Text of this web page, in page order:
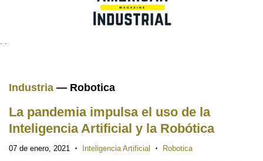
. .
Industria — Robotica
La pandemia impulsa el uso de la
Inteligencia Artificial y la Robótica
07 de enero, 2021 • Inteligencia Artificial • Robotica